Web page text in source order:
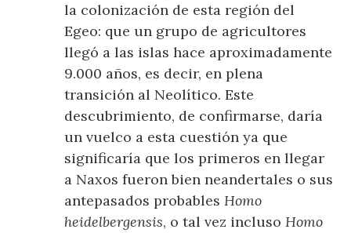
la colonización de esta región del
Egeo: que un grupo de agricultores
llegó a las islas hace aproximadamente
9.000 años, es decir, en plena
transición al Neolítico. Este
descubrimiento, de confirmarse, daría
un vuelco a esta cuestión ya que
significaría que los primeros en llegar
a Naxos fueron bien neandertales o sus
antepasados ​​probablesHomo
heidelbergensis, o tal vez inclusoHomo